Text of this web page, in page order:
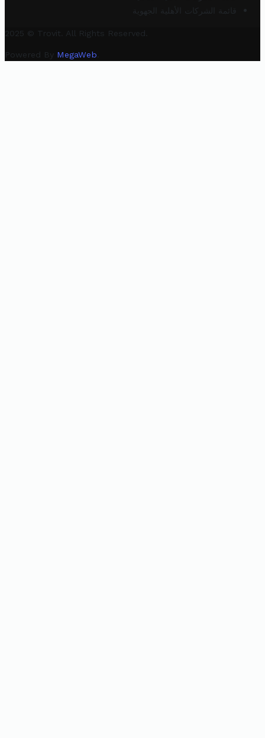
قائمة الشركات الأهلية الجهوية
2025 © Trovit. All Rights Reserved.
Powered By MegaWeb